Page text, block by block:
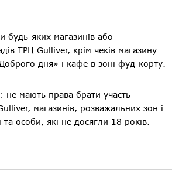
будь-яких магазинів або
ТРЦ Gulliver, крім чеків магазину
дня» і кафе в зоні фуд-корту.
не мають права брати участь
магазинів, розважальних зон і
та особи, які не досягли 18 років.